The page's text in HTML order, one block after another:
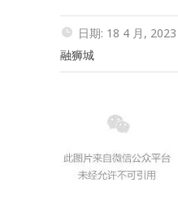
日期: 18 4 月, 2023
融狮城